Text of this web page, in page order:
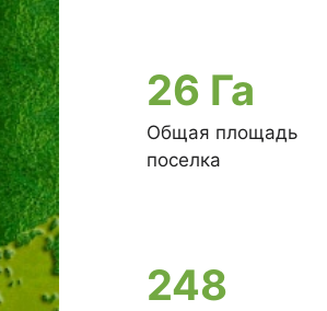
26 Га
Общая площадь
поселка
248